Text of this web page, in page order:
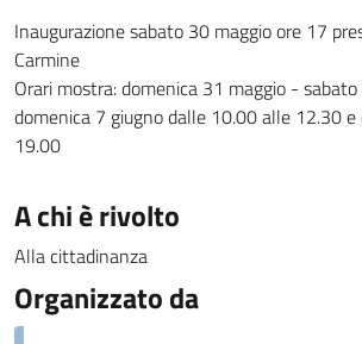
Inaugurazione sabato 30 maggio ore 17
Carmine
Orari mostra: domenica 31 maggio -
domenica 7 giugno dalle 10.00 alle 12.30
19.00
A chi è rivolto
Alla cittadinanza
Organizzato da